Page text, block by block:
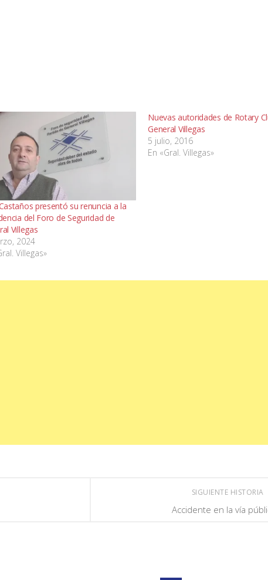
presentó su renuncia a la
del Foro de Seguridad de
Villegas
2024
Villegas»
Nuevas autoridades de Rotary
General Villegas
5 julio, 2016
En «Gral. Villegas»
SIGUIENTE HISTORIA
Accidente en la vía